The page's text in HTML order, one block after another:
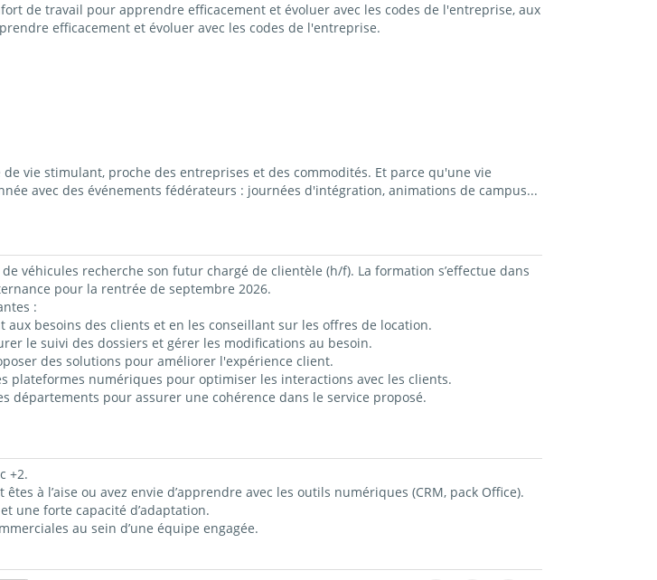
de travail pour apprendre efficacement et évoluer avec les codes de l'entreprise, aux
efficacement et évoluer avec les codes de l'entreprise.
vie stimulant, proche des entreprises et des commodités. Et parce qu'une vie
avec des événements fédérateurs : journées d'intégration, animations de campus...
véhicules recherche son futur chargé de clientèle (h/f). La formation s’effectue dans
pour la rentrée de septembre 2026.
:
besoins des clients et en les conseillant sur les offres de location.
le suivi des dossiers et gérer les modifications au besoin.
des solutions pour améliorer l'expérience client.
plateformes numériques pour optimiser les interactions avec les clients.
départements pour assurer une cohérence dans le service proposé.
+2.
à l’aise ou avez envie d’apprendre avec les outils numériques (CRM, pack Office).
une forte capacité d’adaptation.
au sein d’une équipe engagée.